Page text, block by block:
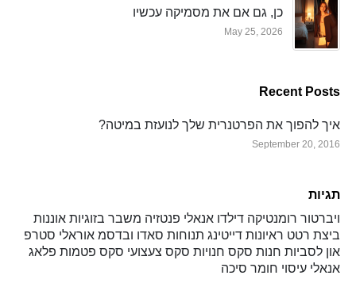
כן, גם אם את מסמיקה עכשיו
May 25, 2026
Recent Posts
איך להפוך את הפרטנרית שלך לנועזת במיטה?
September 20, 2016
תגיות
ויברטור רומנטיקה דילדו אנאלי פנטזיה משבר בזוגיות אוננות
ביצת רטט ראיונות דייטינג תנוחות סאדו ובדסמ אוראלי סטרפ
און לסביות חנות סקס חנויות סקס צעצועי סקס פטמות פלאג
אנאלי עיסוי חומר סיכה